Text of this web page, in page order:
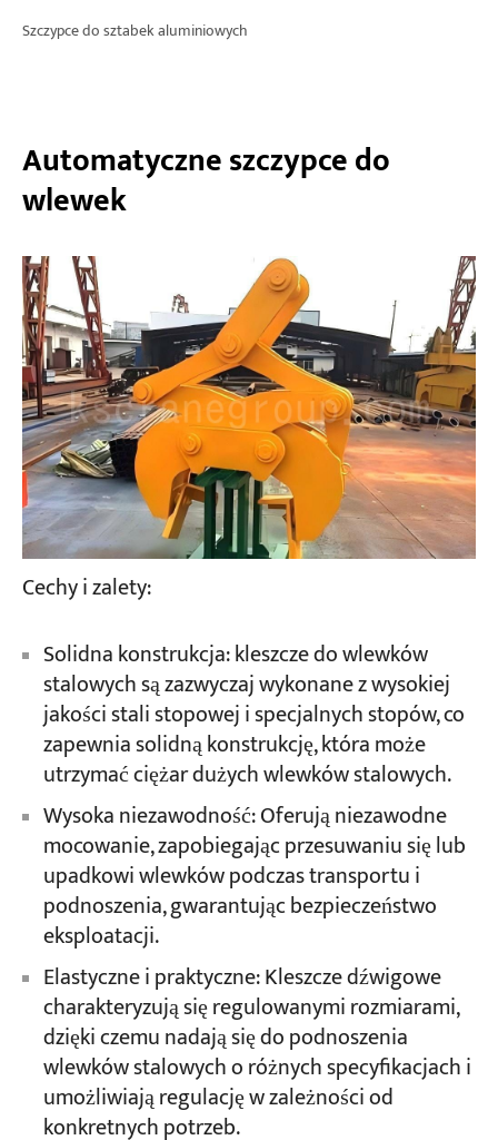
Szczypce do sztabek aluminiowych
Automatyczne szczypce do
wlewek
Cechy i zalety:
Solidna konstrukcja: kleszcze do wlewków
stalowych są zazwyczaj wykonane z wysokiej
jakości stali stopowej i specjalnych stopów, co
zapewnia solidną konstrukcję, która może
utrzymać ciężar dużych wlewków stalowych.
Wysoka niezawodność: Oferują niezawodne
mocowanie, zapobiegając przesuwaniu się lub
upadkowi wlewków podczas transportu i
podnoszenia, gwarantując bezpieczeństwo
eksploatacji.
Elastyczne i praktyczne: Kleszcze dźwigowe
charakteryzują się regulowanymi rozmiarami,
dzięki czemu nadają się do podnoszenia
wlewków stalowych o różnych specyfikacjach i
umożliwiają regulację w zależności od
konkretnych potrzeb.